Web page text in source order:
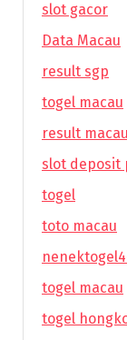
slot gacor
Data Macau
result sgp
togel macau
result macau
slot deposit
togel
toto macau
togel macau
togel